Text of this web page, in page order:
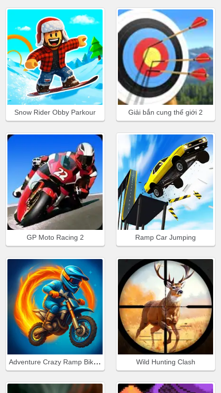
Snow Rider Obby Parkour Giải bắn cung thế giới 2
GP Moto Racing 2 Ramp Car Jumping
Adventure Crazy Ramp Bike Stunt Wild Hunting Clash